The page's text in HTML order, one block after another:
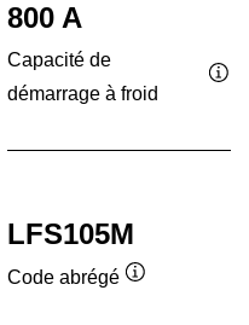
800 A
Capacité de
démarrage à froid
LFS105M
Code abrégé